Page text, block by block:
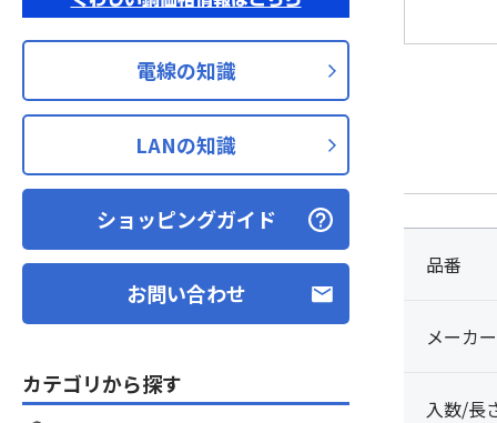
電線の知識
LANの知識
ショッピングガイド
お問い合わせ
カテゴリから探す
品番
メーカー
入数/長